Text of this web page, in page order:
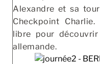
Alexandre et sa
Checkpoint
libre pour
allemande.